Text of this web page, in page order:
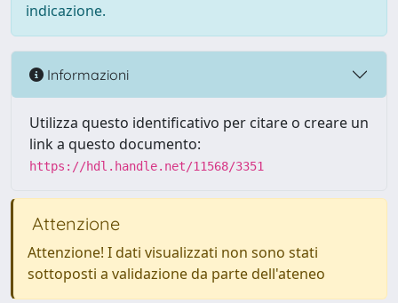
indicazione.
Informazioni
Utilizza questo identificativo per citare o creare un
link a questo documento:
https://hdl.handle.net/11568/3351
Attenzione
Attenzione! I dati visualizzati non sono stati
sottoposti a validazione da parte dell'ateneo